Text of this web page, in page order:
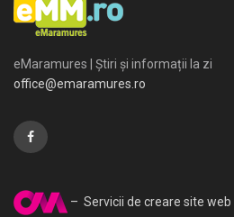
eMaramures | Știri și informații la zi
office@emaramures.ro
– Servicii de creare site web